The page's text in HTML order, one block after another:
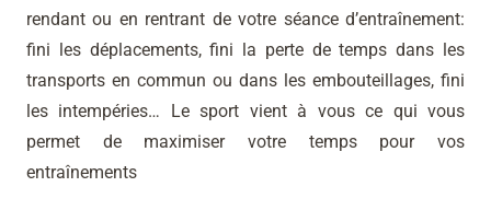
rendant ou en rentrant de votre séance d’entraînement:
fini les déplacements, fini la perte de temps dans les
transports en commun ou dans les embouteillages, fini
les intempéries… Le sport vient à vous ce qui vous
permet de maximiser votre temps pour vos
entraînements